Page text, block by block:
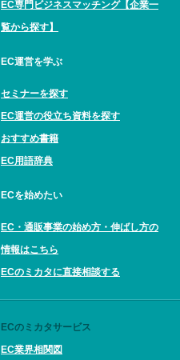
EC専門ビジネスマッチング【企業一
覧から探す】
EC運営を学ぶ
セミナーを探す
EC運営の役立ち資料を探す
おすすめ書籍
EC用語辞典
ECを始めたい
EC・通販事業の始め方・伸ばし方の
情報はこちら
ECのミカタに直接相談する
ECのミカタサービス
EC業界相関図